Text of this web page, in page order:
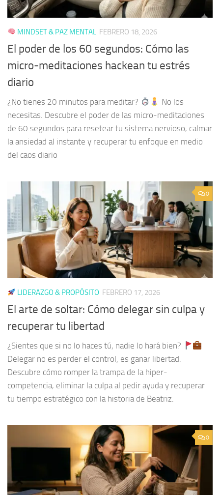
MINDSET & PAZ MENTAL FEBRERO 18, 2026
El poder de los 60 segundos: Cómo las
micro-meditaciones hackean tu estrés
diario
¿No tienes 20 minutos para meditar?
No los
necesitas. Descubre el poder de las micro-meditaciones
de 60 segundos para resetear tu sistema nervioso, calmar
la ansiedad al instante y recuperar tu enfoque en medio
del caos diario
0
LIDERAZGO & PROPÓSITO FEBRERO 17, 2026
El arte de soltar: Cómo delegar sin culpa y
recuperar tu libertad
¿Sientes que si no lo haces tú, nadie lo hará bien?
Delegar no es perder el control, es ganar libertad.
Descubre cómo romper la trampa de la hiper-
competencia, eliminar la culpa al pedir ayuda y recuperar
tu tiempo estratégico con la historia de Beatriz.
0